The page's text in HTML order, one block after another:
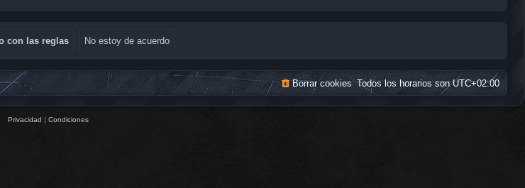
Todos los horarios sonUTC+02:00
Borrar cookies
Privacidad | Condiciones